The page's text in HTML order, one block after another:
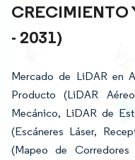
CRECIMIENTO
- 2031)
Mercado de LiDAR en
Producto (LiDAR
Mecánico, LiDAR de
(Escáneres Láser,
(Mapeo de